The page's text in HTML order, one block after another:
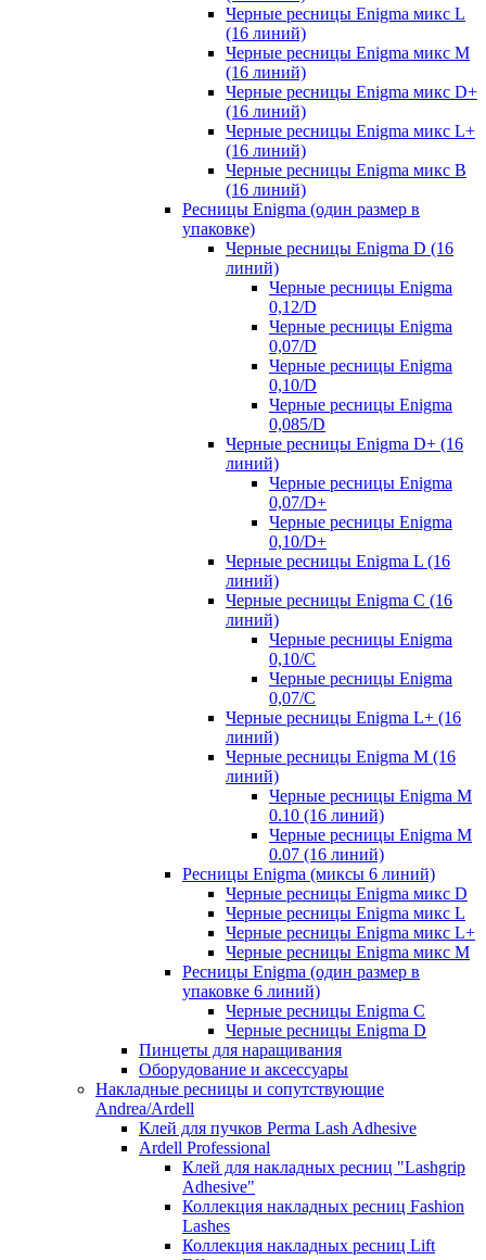
Черные ресницы Enigma микс L
(16 линий)
Черные ресницы Enigma микс M
(16 линий)
Черные ресницы Enigma микс D+
(16 линий)
Черные ресницы Enigma микс L+
(16 линий)
Черные ресницы Enigma микс В
(16 линий)
Ресницы Enigma (один размер в
упаковке)
Черные ресницы Enigma D (16
линий)
Черные ресницы Enigma
0,12/D
Черные ресницы Enigma
0,07/D
Черные ресницы Enigma
0,10/D
Черные ресницы Enigma
0,085/D
Черные ресницы Enigma D+ (16
линий)
Черные ресницы Enigma
0,07/D+
Черные ресницы Enigma
0,10/D+
Черные ресницы Enigma L (16
линий)
Черные ресницы Enigma C (16
линий)
Черные ресницы Enigma
0,10/C
Черные ресницы Enigma
0,07/С
Черные ресницы Enigma L+ (16
линий)
Черные ресницы Enigma M (16
линий)
Черные ресницы Enigma M
0.10 (16 линий)
Черные ресницы Enigma M
0.07 (16 линий)
Ресницы Enigma (миксы 6 линий)
Черные ресницы Enigma микс D
Черные ресницы Enigma микс L
Черные ресницы Enigma микс L+
Черные ресницы Enigma микс M
Ресницы Enigma (один размер в
упаковке 6 линий)
Черные ресницы Enigma C
Черные ресницы Enigma D
Пинцеты для наращивания
Оборудование и аксессуары
Накладные ресницы и сопутствующие
Andrea/Ardell
Клей для пучков Perma Lash Adhesive
Ardell Professional
Клей для накладных ресниц "Lashgrip
Adhesive"
Коллекция накладных ресниц Fashion
Lashes
Коллекция накладных ресниц Lift